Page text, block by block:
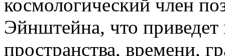
космологический член
Эйнштейна, что
пространства, времени,